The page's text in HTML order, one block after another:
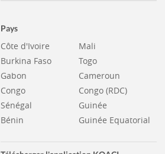
Pays
Côte d'Ivoire
Burkina Faso
Gabon
Congo
Sénégal
Bénin
Mali
Togo
Cameroun
Congo (RDC)
Guinée
Guinée Equatorial